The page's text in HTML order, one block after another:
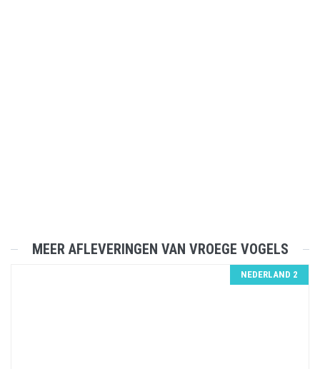
MEER AFLEVERINGEN VAN VROEGE VOGELS
NEDERLAND 2